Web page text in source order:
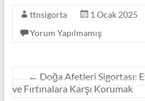
ttnsigorta 1 Ocak 2025
Yorum Yapılmamış
← Doğa Afetleri Sigortası:
ve Fırtınalara Karşı Korumak